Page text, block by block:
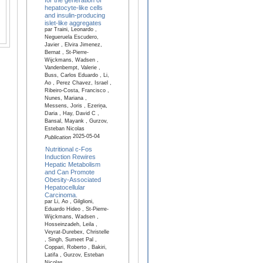
hepatocyte-like cells
and insulin-producing
islet-like aggregates
par Traini, Leonardo ,
Negueruela Escudero,
Javier , Elvira Jimenez,
Bernat , St-Pierre-
Wijckmans, Wadsen ,
Vandenbempt, Valerie ,
Buss, Carlos Eduardo , Li,
Ao , Perez Chavez, Israel ,
Ribeiro-Costa, Francisco ,
Nunes, Mariana ,
Messens, Joris , Ezeriņa,
Daria , Hay, David C ,
Bansal, Mayank , Gurzov,
Esteban Nicolas
Publication2025-05-04
Nutritional c-Fos
Induction Rewires
Hepatic Metabolism
and Can Promote
Obesity-Associated
Hepatocellular
Carcinoma.
par Li, Ao , Gilglioni,
Eduardo Hideo , St-Pierre-
Wijckmans, Wadsen ,
Hosseinzadeh, Leila ,
Veyrat-Durebex, Christelle
, Singh, Sumeet Pal ,
Coppari, Roberto , Bakiri,
Latifa , Gurzov, Esteban